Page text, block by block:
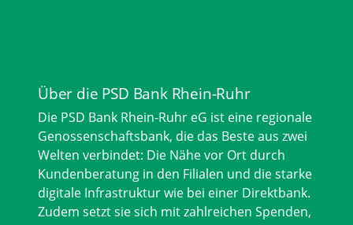
Über die PSD Bank Rhein-Ruhr
Die PSD Bank Rhein-Ruhr eG ist eine regionale
Genossenschaftsbank, die das Beste aus zwei
Welten verbindet: Die Nähe vor Ort durch
Kundenberatung in den Filialen und die starke
digitale Infrastruktur wie bei einer Direktbank.
Zudem setzt sie sich mit zahlreichen Spenden,